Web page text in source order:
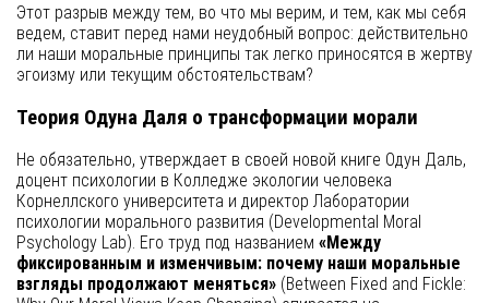
Этот разрыв между тем, во что мы верим, и тем, как мы себя
ведем, ставит перед нами неудобный вопрос: действительно
ли наши моральные принципы так легко приносятся в жертву
эгоизму или текущим обстоятельствам?
Теория Одуна Даля о трансформации морали
Не обязательно, утверждает в своей новой книге Одун Даль,
доцент психологии в Колледже экологии человека
Корнеллского университета и директор Лаборатории
психологии морального развития (Developmental Moral
Psychology Lab). Его труд под названием «Между
фиксированным и изменчивым: почему наши моральные
взгляды продолжают меняться» (Between Fixed and Fickle: